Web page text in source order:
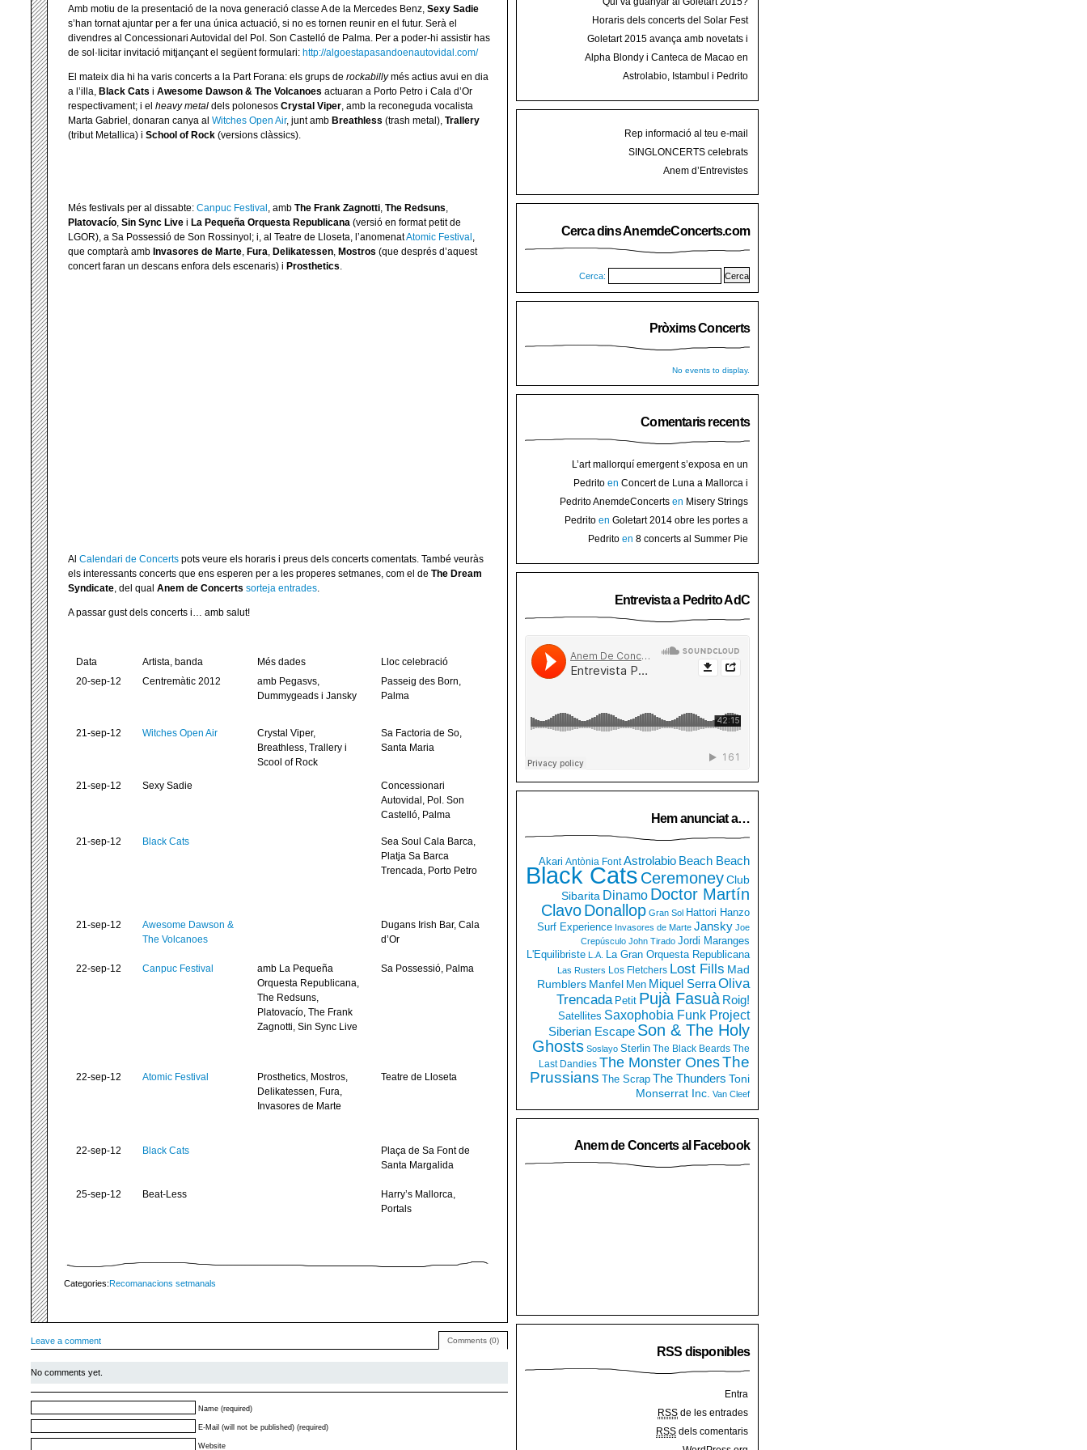
Amb motiu de la presentació de la nova generació classe A de la Mercedes Benz, Sexy Sadie
s’han tornat ajuntar per a fer una única actuació, si no es tornen reunir en el futur. Serà el
divendres al Concessionari Autovidal del Pol. Son Castelló de Palma. Per a poder-hi assistir has
de sol·licitar invitació mitjançant el següent formulari: http://algoestapasandoenautovidal.com/
El mateix dia hi ha varis concerts a la Part Forana: els grups de rockabillymés actius avui en dia
a l’illa, Black Cats i Awesome Dawson & The Volcanoes actuaran a Porto Petro i Cala d’Or
respectivament; i el heavy metal dels polonesos Crystal Viper, amb la reconeguda vocalista
Marta Gabriel, donaran canya al Witches Open Air, junt amb Breathless (trash metal), Trallery
(tribut Metallica) i School of Rock (versions clàssics).
Més festivals per al dissabte: Canpuc Festival , amb The Frank Zagnotti, The Redsuns,
Platovacío, Sin Sync Live i La Pequeña Orquesta Republicana (versió en format petit de
LGOR), a Sa Possessió de Son Rossinyol; i, al Teatre de Lloseta, l’anomenatAtomic Festival ,
que comptarà amb Invasores de Marte, Fura, Delikatessen, Mostros (que després d’aquest
concert faran un descans enfora dels escenaris) i Prosthetics.
Al Calendari de Concerts pots veure els horaris i preus dels concerts comentats. També veuràs
els interessants concerts que ens esperen per a les properes setmanes, com el de The Dream
Syndicate, del qual Anem de Concerts sorteja entrades.
A passar gust dels concerts i… amb salut!
Data Artista, banda Més dades
Lloc celebració
20-sep-12
Centremàtic 2012
amb Pegasvs,
Dummygeads i Jansky
Passeig des Born,
Palma
21-sep-12 Witches Open Air
Crystal Viper,
Breathless, Trallery i
Scool of Rock
Sa Factoria de So,
Santa Maria
21-sep-12 Sexy Sadie
Concessionari
Autovidal, Pol. Son
Castelló, Palma
21-sep-12 Black Cats
Sea Soul Cala Barca,
Platja Sa Barca
Trencada, Porto Petro
21-sep-12
Awesome Dawson &
The Volcanoes
Dugans Irish Bar, Cala
d’Or
22-sep-12 Canpuc Festival
amb La Pequeña
Orquesta Republicana,
The Redsuns,
Platovacío, The Frank
Zagnotti, Sin Sync Live
Sa Possessió, Palma
22-sep-12 Atomic Festival
Prosthetics, Mostros,
Delikatessen, Fura,
Invasores de Marte
Teatre de Lloseta
22-sep-12 Black Cats
Plaça de Sa Font de
Santa Margalida
25-sep-12 Beat-Less
Harry’s Mallorca,
Portals
Categories:Recomanacions setmanals
Comments (0)
Leave a comment
No comments yet.
Name (required)
E-Mail (will not be published) (required)
Website
Horaris dels concerts del Solar Fest
2015 a Mallorca
Goletart 2015 avança amb novetats i
encetarà la LI Festa des Vermar amb art
Alpha Blondy i Canteca de Macao en
concert al Mallorca Roots Festival
Astrolabio, Istambul i Pedrito
Rep informació al teu e-mail
SINGLONCERTS celebrats
Anem d’Entrevistes
Cerca dins AnemdeConcerts.com
Cerca:
Pròxims Concerts
No events to display.
Comentaris recents
L’art mallorquí emergent s’exposa en un
carrer de Binissalem ⋆ Noticias de hoy
en
Binissalem
Pedrito en Concert de Luna a Mallorca i
sorteig d’entrades
Pedrito AnemdeConcerts en Misery Strings
presenten nou disc al Teatre Mar i Terra de
Pedrito en Goletart 2014 obre les portes a
l’art de Binissalem
Pedrito en 8 concerts al Summer Pie
Entrevista a Pedrito AdC
Hem anunciat a…
Akari Antònia Font Astrolabio Beach Beach
Black Cats CeremoneyClub
Sibarita Dinamo Doctor Martín
ClavoDonallop Gran Sol Hattori Hanzo
Surf Experience Invasores de Marte Jansky Joe
Crepúsculo John Tirado Jordi Maranges
L'Equilibriste L.A. La Gran Orquesta Republicana
Las Rusters Los Fletchers Lost Fills Mad
Rumblers Manfel Men Miquel SerraOliva
Trencada Petit Pujà Fasuà Roig!
Satellites Saxophobia Funk Project
Siberian Escape Son & The Holy
Ghosts Soslayo Sterlin The Black Beards The
Last Dandies The Monster OnesThe
Prussians The Scrap The Thunders Toni
Monserrat Inc. Van Cleef
Anem de Concerts al Facebook
RSS disponibles
Entra
RSS de les entrades
RSS dels comentaris